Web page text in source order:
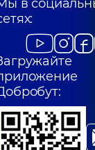
Позняках
Поликлиника
Драгоманова,
Киев
в